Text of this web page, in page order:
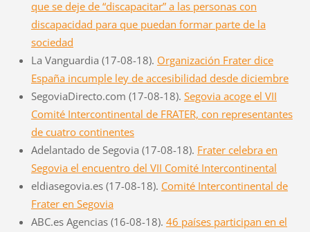
que se deje de “discapacitar” a las personas con
discapacidad para que puedan formar parte de la
sociedad
La Vanguardia (17-08-18). Organización Frater dice
España incumple ley de accesibilidad desde diciembre
SegoviaDirecto.com (17-08-18). Segovia acoge el VII
Comité Intercontinental de FRATER, con representantes
de cuatro continentes
Adelantado de Segovia (17-08-18). Frater celebra en
Segovia el encuentro del VII Comité Intercontinental
eldiasegovia.es (17-08-18). Comité Intercontinental de
Frater en Segovia
ABC.es Agencias (16-08-18). 46 países participan en el